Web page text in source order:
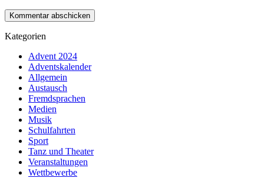
Kategorien
Advent 2024
Adventskalender
Allgemein
Austausch
Fremdsprachen
Medien
Musik
Schulfahrten
Sport
Tanz und Theater
Veranstaltungen
Wettbewerbe